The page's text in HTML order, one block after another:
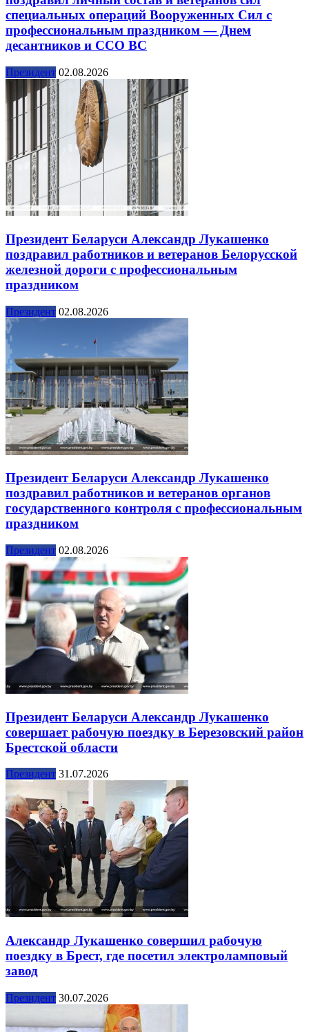
специальных операций Вооруженных Сил с
профессиональным праздником — Днем
десантников и ССО ВС
Президент 02.08.2026
Президент Беларуси Александр Лукашенко
поздравил работников и ветеранов Белорусской
железной дороги с профессиональным
праздником
Президент 02.08.2026
Президент Беларуси Александр Лукашенко
поздравил работников и ветеранов органов
государственного контроля с профессиональным
праздником
Президент 02.08.2026
Президент Беларуси Александр Лукашенко
совершает рабочую поездку в Березовский район
Брестской области
Президент 31.07.2026
Александр Лукашенко совершил рабочую
поездку в Брест, где посетил электроламповый
завод
Президент 30.07.2026